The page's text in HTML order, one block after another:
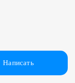
Написать